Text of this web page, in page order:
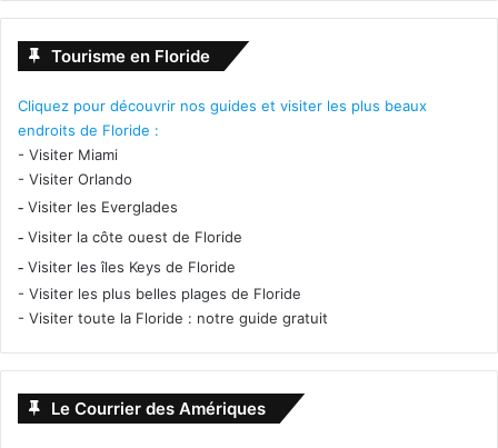
Tourisme en Floride
Cliquez pour découvrir nos guides et visiter les plus beaux
endroits de Floride :
- Visiter Miami
- Visiter Orlando
- Visiter les Everglades
- Visiter la côte ouest de Floride
- Visiter les îles Keys de Floride
- Visiter les plus belles plages de Floride
- Visiter toute la Floride : notre guide gratuit
Le Courrier des Amériques